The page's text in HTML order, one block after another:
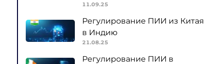
11.09.25
Регулирование ПИИ из Китая
в Индию
21.08.25
Регулирование ПИИ в